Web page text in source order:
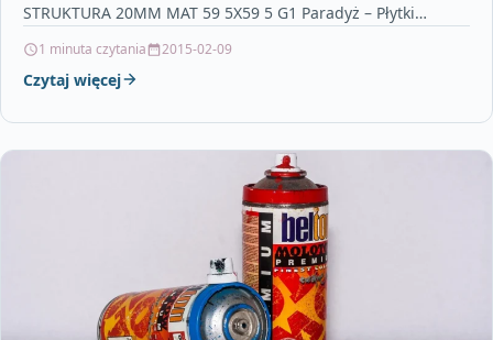
STRUKTURA 20MM MAT 59 5X59 5 G1 Paradyż – Płytki
1 minuta czytania 2015-02-09
Czytaj więcej